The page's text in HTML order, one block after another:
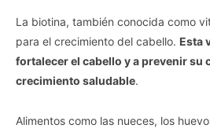
La biotina, también conocida como
para el crecimiento del cabello. Esta
fortalecer el cabello y a prevenir su
crecimiento saludable.
Alimentos como las nueces, los